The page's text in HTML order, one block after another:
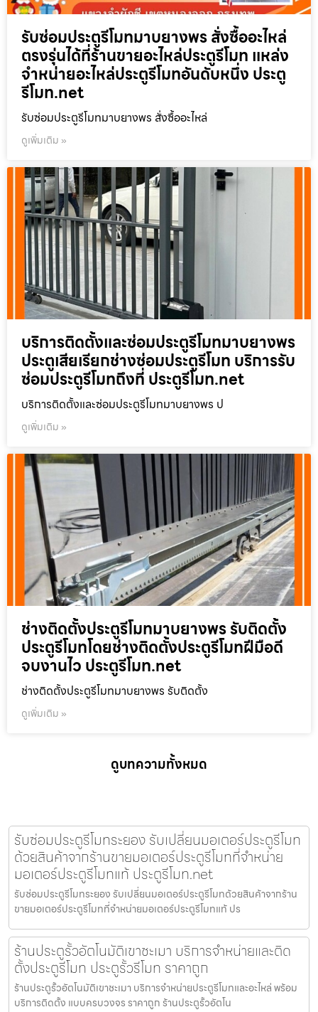
รับซ่อมประตูรีโมทมาบยางพร สั่งซื้ออะไหล่
ตรงรุ่นได้ที่ร้านขายอะไหล่ประตูรีโมท แหล่ง
จำหน่ายอะไหล่ประตูรีโมทอันดับหนึ่ง ประตู
รีโมท.net
รับซ่อมประตูรีโมทมาบยางพร สั่งซื้ออะไหล่
ดูเพิ่มเติม »
บริการติดตั้งและซ่อมประตูรีโมทมาบยางพร
ประตูเสียเรียกช่างซ่อมประตูรีโมท บริการรับ
ซ่อมประตูรีโมทถึงที่ ประตูรีโมท.net
บริการติดตั้งและซ่อมประตูรีโมทมาบยางพร ป
ดูเพิ่มเติม »
ช่างติดตั้งประตูรีโมทมาบยางพร รับติดตั้ง
ประตูรีโมทโดยช่างติดตั้งประตูรีโมทฝีมือดี
จบงานไว ประตูรีโมท.net
ช่างติดตั้งประตูรีโมทมาบยางพร รับติดตั้ง
ดูเพิ่มเติม »
ดูบทความทั้งหมด
รับซ่อมประตูรีโมทระยอง รับเปลี่ยนมอเตอร์ประตูรีโมท
ด้วยสินค้าจากร้านขายมอเตอร์ประตูรีโมทที่จำหน่าย
มอเตอร์ประตูรีโมทแท้ ประตูรีโมท.net
รับซ่อมประตูรีโมทระยอง รับเปลี่ยนมอเตอร์ประตูรีโมทด้วยสินค้าจากร้าน
ขายมอเตอร์ประตูรีโมทที่จำหน่ายมอเตอร์ประตูรีโมทแท้ ปร
ร้านประตูรั้วอัตโนมัติเขาชะเมา บริการจำหน่ายและติด
ตั้งประตูรีโมท ประตูรั้วรีโมท ราคาถูก
ร้านประตูรั้วอัตโนมัติเขาชะเมา บริการจำหน่ายประตูรีโมทและอะไหล่ พร้อม
บริการติดตั้ง แบบครบวงจร ราคาถูก ร้านประตูรั้วอัตโน